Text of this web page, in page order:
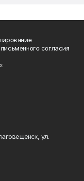
согласия
ул.